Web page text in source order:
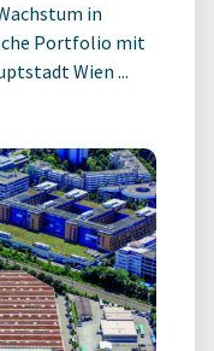
in
Portfolio mit
Wien ...